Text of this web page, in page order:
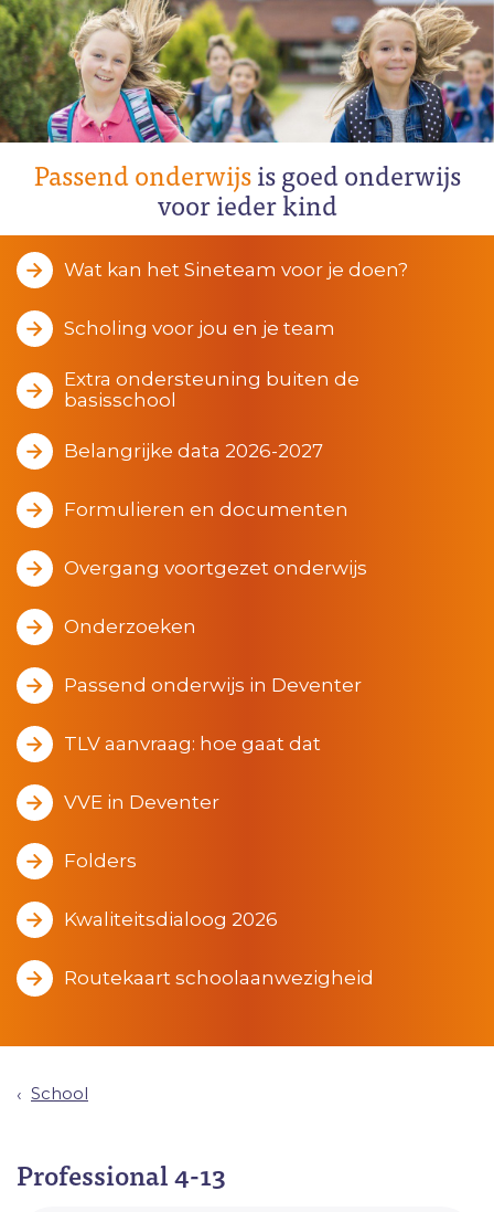
Passend onderwijsis goed onderwijs
voor ieder kind
Wat kan het Sineteam voor je doen?
Scholing voor jou en je team
Extra ondersteuning buiten de
basisschool
Belangrijke data 2026-2027
Formulieren en documenten
Overgang voortgezet onderwijs
Onderzoeken
Passend onderwijs in Deventer
TLV aanvraag: hoe gaat dat
VVE in Deventer
Folders
Kwaliteitsdialoog 2026
Routekaart schoolaanwezigheid
School
Professional 4-13